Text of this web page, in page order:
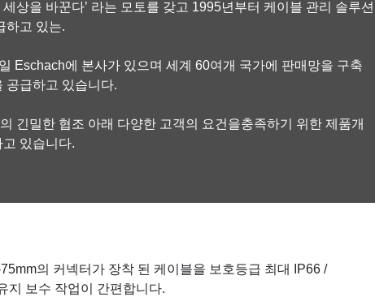
상을 바꾼다’ 라는 모토를 갖고 1995년부터 케이블 관리 솔루션
하고 있는.
Eschach에 본사가 있으며 세계 60여개 국가에 판매망을 구축
공급하고 있습니다.
긴밀한 협조 아래 다양한 고객의 요건을충족하기 위한 제품개
있습니다.
의 커넥터가 장착 된 케이블을 보호등급 최대 IP66 /
지 보수 작업이 간편합니다.